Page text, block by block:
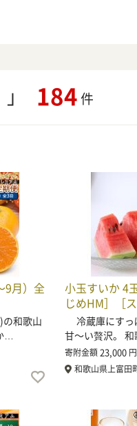
」 184件
9月）全
和歌山
…
小玉すいか 4
じめHM］［
冷蔵庫にすっ
甘〜い贅沢。
寄附金額23,000 円
和歌山県上富田